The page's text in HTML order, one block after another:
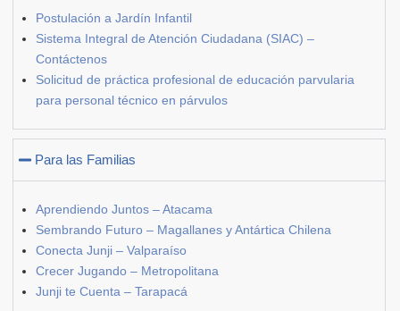
Postulación a Jardín Infantil
Sistema Integral de Atención Ciudadana (SIAC) –
Contáctenos
Solicitud de práctica profesional de educación parvularia
para personal técnico en párvulos
Para las Familias
Aprendiendo Juntos – Atacama
Sembrando Futuro – Magallanes y Antártica Chilena
Conecta Junji – Valparaíso
Crecer Jugando – Metropolitana
Junji te Cuenta – Tarapacá